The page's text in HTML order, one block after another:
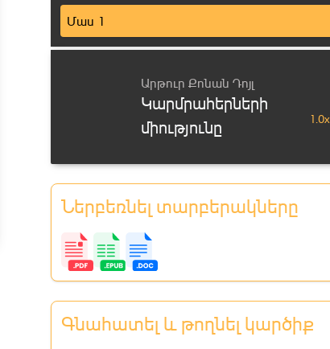
Մաս 1
Արթուր Քոնան Դոյլ
Կարմրահերների
միությունը
1.0x
Ներբեռնել տարբերակները
Գնահատել և թողնել կարծիք